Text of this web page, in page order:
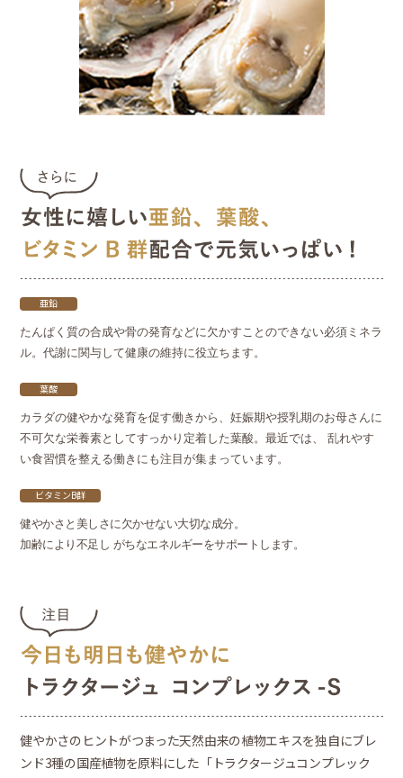
亜鉛
たんぱく質の合成や骨の発育などに欠かすことのできない必須ミネラ
ル。代謝に関与して健康の維持に役立ちます。
葉酸
カラダの健やかな発育を促す働きから、妊娠期や授乳期のお母さんに
不可欠な栄養素としてすっかり定着した葉酸。最近では、 乱れやす
い食習慣を整える働きにも注目が集まっています。
ビタミンB群
健やかさと美しさに欠かせない大切な成分。
加齢により不足し がちなエネルギーをサポートします。
健やかさのヒントがつまった天然由来の植物エキスを独自にブレ
ンド3種の国産植物を原料にした「トラクタージュコンプレック